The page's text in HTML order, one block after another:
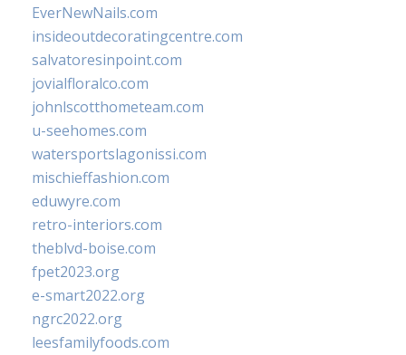
EverNewNails.com
insideoutdecoratingcentre.com
salvatoresinpoint.com
jovialfloralco.com
johnlscotthometeam.com
u-seehomes.com
watersportslagonissi.com
mischieffashion.com
eduwyre.com
retro-interiors.com
theblvd-boise.com
fpet2023.org
e-smart2022.org
ngrc2022.org
leesfamilyfoods.com